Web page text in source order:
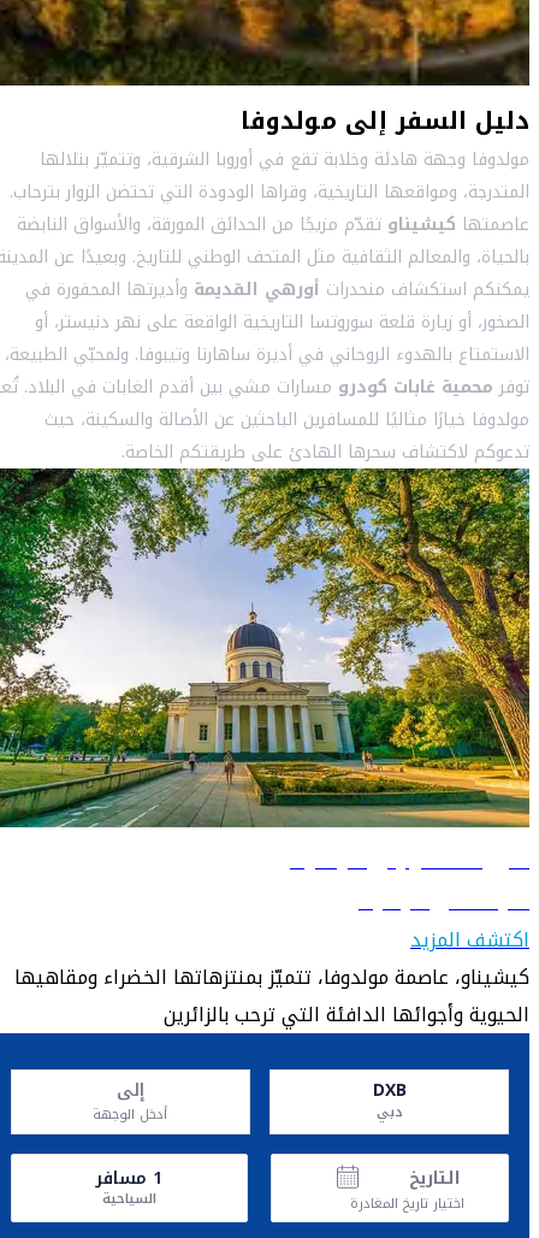
دليل السفر إلى مولدوفا
مولدوفا وجهة هادئة وخلابة تقع في أوروبا الشرقية، وتتميّز بتلالها
المتدرجة، ومواقعها التاريخية، وقراها الودودة التي تحتضن الزوار بترحاب.
عاصمتها كيشيناو تقدّم مزيجًا من الحدائق المورقة، والأسواق النابضة
بالحياة، والمعالم الثقافية مثل المتحف الوطني للتاريخ. وبعيدًا عن
يمكنكم استكشاف منحدرات أورهي القديمة وأديرتها المحفورة في
الصخور، أو زيارة قلعة سوروتسا التاريخية الواقعة على نهر دنيستر، أو
الاستمتاع بالهدوء الروحاني في أديرة ساهارنا وتيبوفا. ولمحبّي الطبيعة،
توفرمحمية غابات كودرو مسارات مشي بين أقدم الغابات في البلاد.
مولدوفا خيارًا مثاليًا للمسافرين الباحثين عن الأصالة والسكينة، حيث
تدعوكم لاكتشاف سحرها الهادئ على طريقتكم الخاصة.
دليل السفر إلى كيشيناو
تعرّف على كيشيناو
اكتشف المزيد
كيشيناو، عاصمة مولدوفا، تتميّز بمنتزهاتها الخضراء ومقاهيها
الحيوية وأجوائها الدافئة التي ترحب بالزائرين
DXB
دبي
إلى
أدخل الوجهة
التاريخ
اختيار تاريخ المغادرة
1 مسافر
السياحية